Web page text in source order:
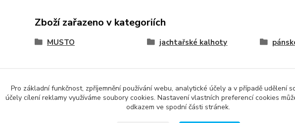
Zboží zařazeno v kategoriích
MUSTO jachtařské kalhoty
Pro základní funkčnost, zpříjemnění používání webu, analytické účely a v případě udělení
účely cílení reklamy využíváme soubory cookies. Nastavení vlastních preferencí cookies
odkazem ve spodní části stránek.